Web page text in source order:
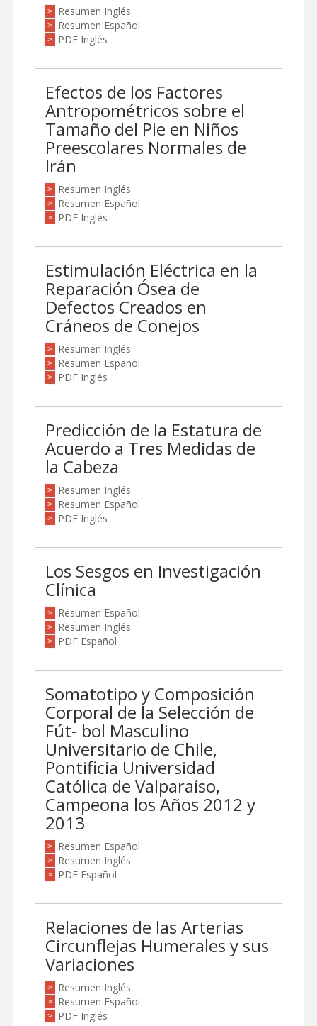
> Resumen Inglés
> Resumen Español
> PDF Inglés
Efectos de los Factores
Antropométricos sobre el
Tamaño del Pie en Niños
Preescolares Normales de
Irán
> Resumen Inglés
> Resumen Español
> PDF Inglés
Estimulación Eléctrica en la
Reparación Ósea de
Defectos Creados en
Cráneos de Conejos
> Resumen Inglés
> Resumen Español
> PDF Inglés
Predicción de la Estatura de
Acuerdo a Tres Medidas de
la Cabeza
> Resumen Inglés
> Resumen Español
> PDF Inglés
Los Sesgos en Investigación
Clínica
> Resumen Español
> Resumen Inglés
> PDF Español
Somatotipo y Composición
Corporal de la Selección de
Fút- bol Masculino
Universitario de Chile,
Pontificia Universidad
Católica de Valparaíso,
Campeona los Años 2012 y
2013
> Resumen Español
> Resumen Inglés
> PDF Español
Relaciones de las Arterias
Circunflejas Humerales y sus
Variaciones
> Resumen Inglés
> Resumen Español
> PDF Inglés